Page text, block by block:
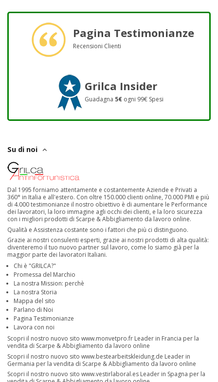
Pagina Testimonianze
Recensioni Clienti
Grilca Insider
Guadagna 5€ ogni 99€ Spesi
Su di noi
Dal 1995 forniamo attentamente e costantemente Aziende e Privati a
360° in Italia e all'estero. Con oltre 150.000 clienti online, 70.000 PMI e più
di 4.000 testimonianze il nostro obiettivo è di aumentare le Performance
dei lavoratori, la loro immagine agli occhi dei clienti, e la loro sicurezza
con i migliori prodotti di Scarpe & Abbigliamento da lavoro online.
Qualità e Assistenza costante sono i fattori che più ci distinguono.
Grazie ai nostri consulenti esperti, grazie ai nostri prodotti di alta qualità:
diventeremo il tuo nuovo partner sul lavoro, come lo siamo già per la
maggior parte dei lavoratori Italiani.
Chi è "GRILCA?"
Promessa del Marchio
La nostra Mission: perchè
La nostra Storia
Mappa del sito
Parlano di Noi
Pagina Testimonianze
Lavora con noi
Scopri il nostro nuovo sito www.monvetpro.fr Leader in Francia per la
vendita di Scarpe & Abbigliamento da lavoro online
Scopri il nostro nuovo sito www.bestearbeitskleidung.de Leader in
Germania per la vendita di Scarpe & Abbigliamento da lavoro online
Scopri il nostro nuovo sito www.vestirlaboral.es Leader in Spagna per la